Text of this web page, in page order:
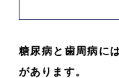
糖尿病と歯周病に
があります。